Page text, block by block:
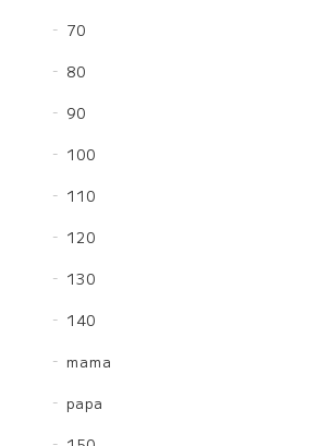
70
80
90
100
110
120
130
140
mama
papa